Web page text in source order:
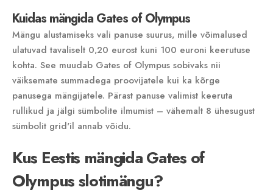
Kuidas mängida Gates of Olympus
Mängu alustamiseks vali panuse suurus‚ mille võimalused
ulatuvad tavaliselt 0‚20 eurost kuni 100 euroni keerutuse
kohta. See muudab Gates of Olympus sobivaks nii
väiksemate summadega proovijatele kui ka kõrge
panusega mängijatele. Pärast panuse valimist keeruta
rullikud ja jälgi sümbolite ilmumist – vähemalt 8 ühesugust
sümbolit grid'il annab võidu.
Kus Eestis mängida Gates of
Olympus slotimängu?